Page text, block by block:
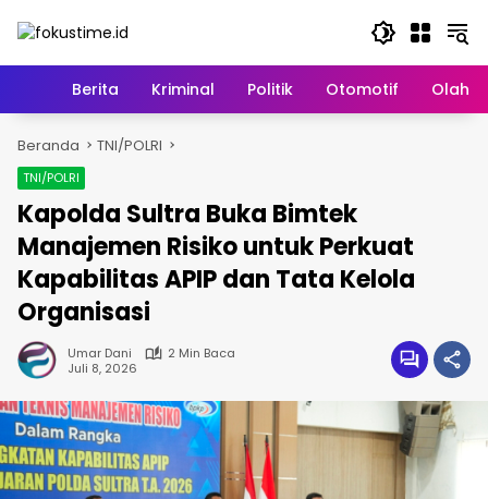
HomeBerita Kriminal Politik Otomotif
Beranda TNI/POLRI
TNI/POLRI
Kapolda Sultra Buka Bimtek
Manajemen Risiko untuk Perkuat
Kapabilitas APIP dan Tata Kelola
Organisasi
Umar Dani
2 Min Baca
Juli 8, 2026